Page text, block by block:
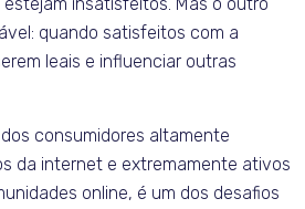
insatisfeitos. Mas o outro
quando satisfeitos com a
leais e influenciar outras
consumidores altamente
da internet e extremamente ativos
online, é um dos desafios